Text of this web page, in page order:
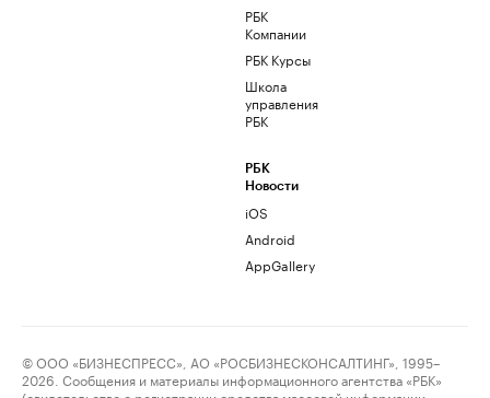
РБК
Компании
РБК Курсы
Школа
управления
РБК
РБК
Новости
iOS
Android
AppGallery
© ООО «БИЗНЕСПРЕСС», АО «РОСБИЗНЕСКОНСАЛТИНГ», 1995–
2026. Сообщения и материалы информационного агентства «РБК»